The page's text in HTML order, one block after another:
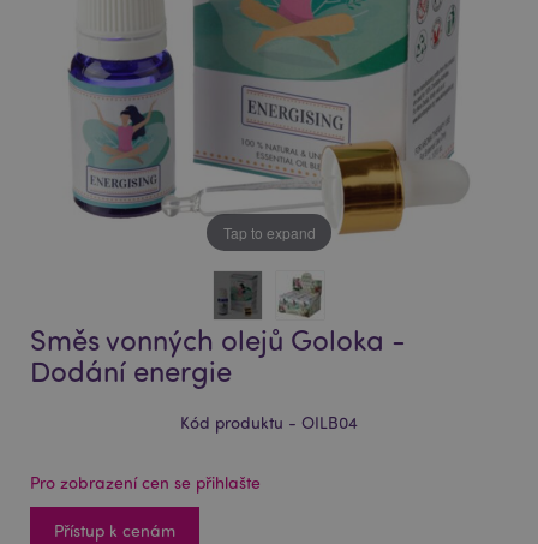
Tap to expand
Směs vonných olejů Goloka -
Dodání energie
Kód produktu - OILB04
Pro zobrazení cen se přihlašte
Přístup k cenám